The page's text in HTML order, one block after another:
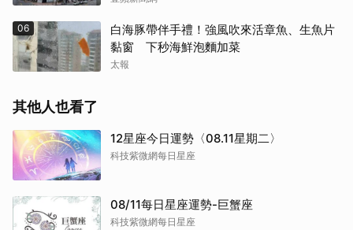
06
白海豚帶伴手禮！強風吹來活章魚、生魚片
黏窗 下秒海鮮泡麵加菜
太報
其他人也看了
12星座今日運勢〈08.11星期二〉
科技紫微網每日星座
08/11每日星座運勢-巨蟹座
科技紫微網每日星座